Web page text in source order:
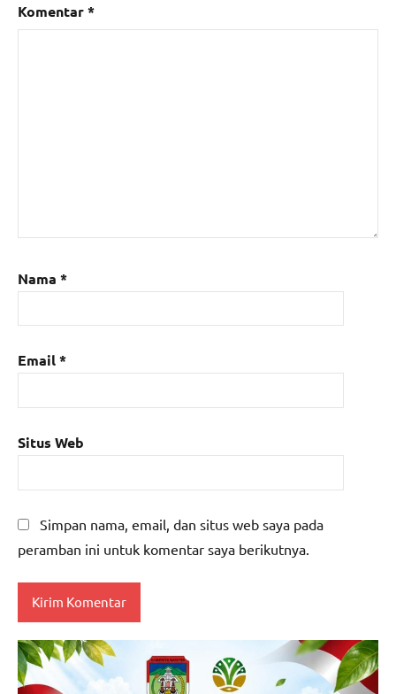
Komentar*
Nama *
Email*
Situs Web
Simpan nama, email, dan situs web saya pada
peramban ini untuk komentar saya berikutnya.